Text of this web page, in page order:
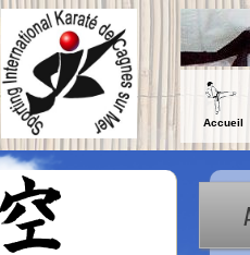
Accueil